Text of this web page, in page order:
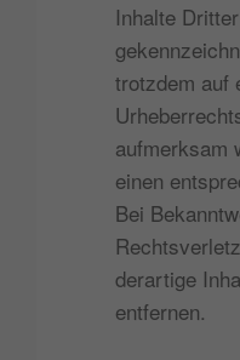
Inhalte
trotzdem auf
aufmerksam
einen
Bei
derartige
entfernen.